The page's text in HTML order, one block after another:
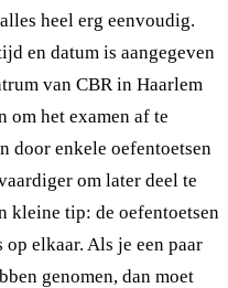
heel erg eenvoudig.
en datum is aangegeven
van CBR in Haarlem
om het examen af te
door enkele oefentoetsen
om later deel te
kleine tip: de oefentoetsen
elkaar. Als je een paar
genomen, dan moet